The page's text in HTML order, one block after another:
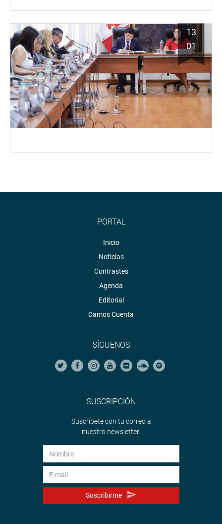
13
01
PORTAL
Inicio
Noticias
Contrastes
Agenda
Editorial
Damos Cuenta
SÍGUENOS
SUSCRIPCIÓN
Suscríbete con tu correo a
nuestro newsletter.
Suscribirme